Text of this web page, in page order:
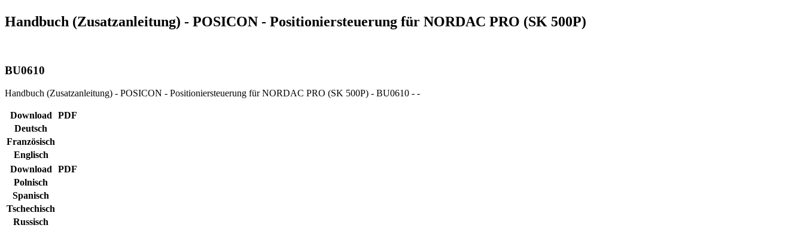
Handbuch (Zusatzanleitung) - POSICON - Positioniersteuerung für NORDAC PRO (SK 500P)
BU0610
Handbuch (Zusatzanleitung) - POSICON - Positioniersteuerung für NORDAC PRO (SK 500P) - BU0610 - -
Download
PDF
Deutsch
Französisch
Englisch
Download
PDF
Polnisch
Spanisch
Tschechisch
Russisch